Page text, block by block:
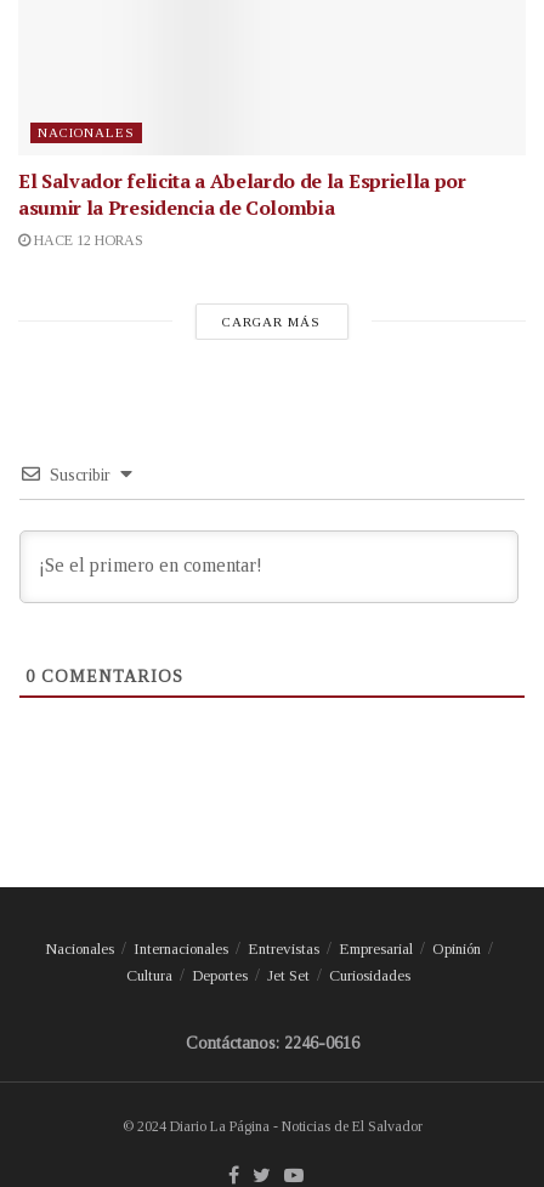
NACIONALES
El Salvador felicita a Abelardo de la Espriella por
asumir la Presidencia de Colombia
HACE 12 HORAS
CARGAR MÁS
Suscribir
0 COMENTARIOS
Nacionales Internacionales Entrevistas Empresarial
Opinión
Cultura
Deportes Jet Set Curiosidades
Contáctanos: 2246-0616
© 2024 Diario La Página - Noticias de El Salvador